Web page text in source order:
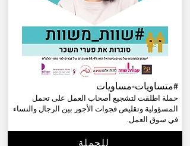
#متساويات-مساويات
حملة اطلقت لتشجيع أصحاب العمل على تحمل
المسؤولية وتقليص فجوات الأجور بين الرجال والنساء
في سوق العمل.
للحملة